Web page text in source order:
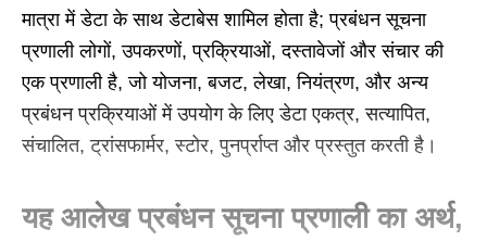
मात्रा में डेटा के साथ डेटाबेस शामिल होता है; प्रबंधन सूचना
प्रणाली लोगों, उपकरणों, प्रक्रियाओं, दस्तावेजों और संचार की
एक प्रणाली है, जो योजना, बजट, लेखा, नियंत्रण, और अन्य
प्रबंधन प्रक्रियाओं में उपयोग के लिए डेटा एकत्र, सत्यापित,
संचालित, ट्रांसफार्मर, स्टोर, पुनर्प्राप्त और प्रस्तुत करती है।
यह आलेख प्रबंधन सूचना प्रणाली का अर्थ,